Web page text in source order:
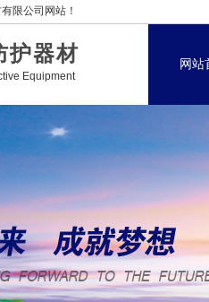
限公司网站！
护器材
Equipment
网站